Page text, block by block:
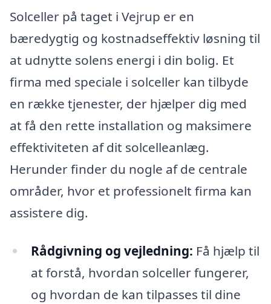
Solceller på taget i Vejrup er en
bæredygtig og kostnadseffektiv løsning til
at udnytte solens energi i din bolig. Et
firma med speciale i solceller kan tilbyde
en række tjenester, der hjælper dig med
at få den rette installation og maksimere
effektiviteten af dit solcelleanlæg.
Herunder finder du nogle af de centrale
områder, hvor et professionelt firma kan
assistere dig.
Rådgivning og vejledning: Få hjælp til
at forstå, hvordan solceller fungerer,
og hvordan de kan tilpasses til dine